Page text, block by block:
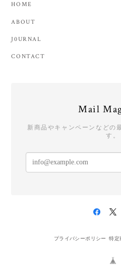
HOME
ABOUT
J0URNAL
CONTACT
Mail
新商品やキャンペーンなどの
す。
プライバシーポリシー 特定